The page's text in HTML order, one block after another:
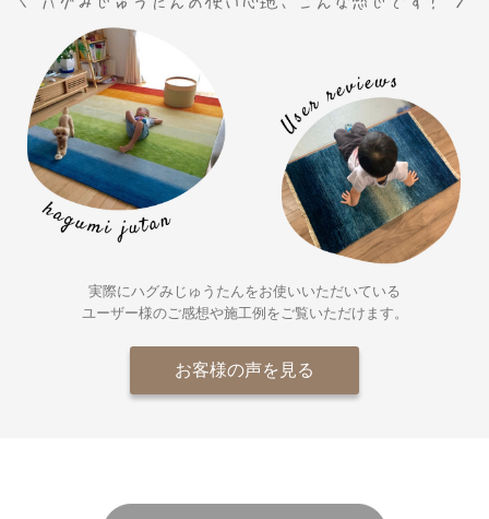
実際にハグみじゅうたんをお使いいただいている
ユーザー様のご感想や施工例をご覧いただけます。
お客様の声を見る